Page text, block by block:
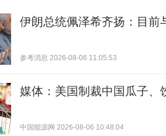
伊朗总统佩泽希齐扬：目前
参考消息 2026-08-06 11:05:53
媒体：美国制裁中国瓜子、
中国能源网 2026-08-06 10:48:04